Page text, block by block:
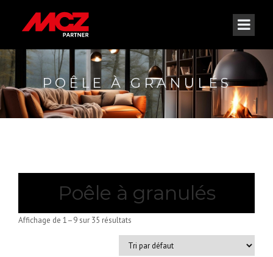
POÊLE À GRANULÉS
Poêle à granulés
Affichage de 1–9 sur 35 résultats